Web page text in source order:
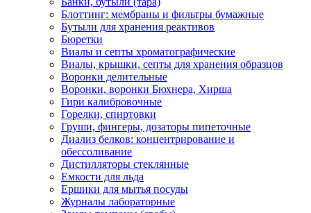
Блоттинг: мембраны и фильтры бумажные
Бутыли для хранения реактивов
Бюретки
Виалы и септы хроматографические
Виалы, крышки, септы для хранения образцов
Воронки делительные
Воронки, воронки Бюхнера, Хирша
Гири калибровочные
Горелки, спиртовки
Груши, фингеры, дозаторы пипеточные
Диализ белков: концентрирование и
обессоливание
Дистилляторы стеклянные
Емкости для льда
Ершики для мытья посуды
Журналы лабораторные